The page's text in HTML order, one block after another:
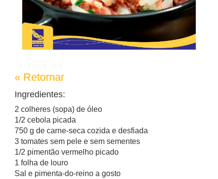
« Retornar
Ingredientes:
2 colheres (sopa) de óleo
1/2 cebola picada
750 g de carne-seca cozida e desfiada
3 tomates sem pele e sem sementes
1/2 pimentão vermelho picado
1 folha de louro
Sal e pimenta-do-reino a gosto